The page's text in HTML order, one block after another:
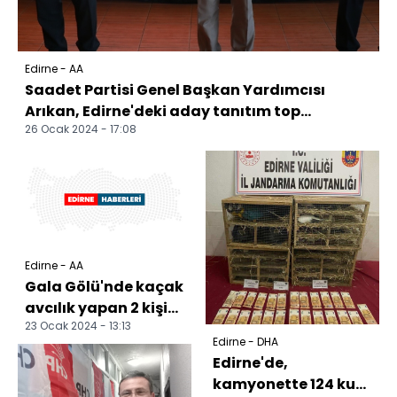
Edirne - AA
Saadet Partisi Genel Başkan Yardımcısı
Arıkan, Edirne'deki aday tanıtım top...
26 Ocak 2024 - 17:08
Edirne - AA
Gala Gölü'nde kaçak
avcılık yapan 2 kişi
yakalandı
23 Ocak 2024 - 13:13
Edirne - DHA
Edirne'de,
kamyonette 124 kuş